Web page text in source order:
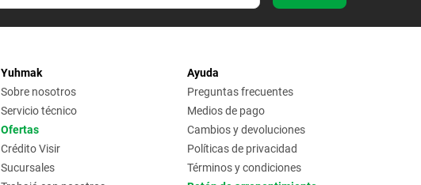
Yuhmak
Sobre nosotros
Servicio técnico
Ofertas
Crédito Visir
Sucursales
Ayuda
Preguntas frecuentes
Medios de pago
Cambios y devoluciones
Políticas de privacidad
Términos y condiciones